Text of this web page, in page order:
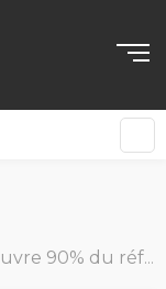
le code de développement durable.